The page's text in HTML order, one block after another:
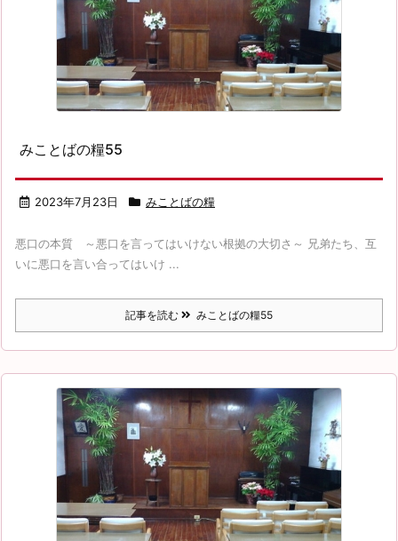
みことばの糧55
2023年7月23日 みことばの糧
悪口の本質 ～悪口を言ってはいけない根拠の大切さ～ 兄弟たち、互
いに悪口を言い合ってはいけ ...
記事を読む みことばの糧55